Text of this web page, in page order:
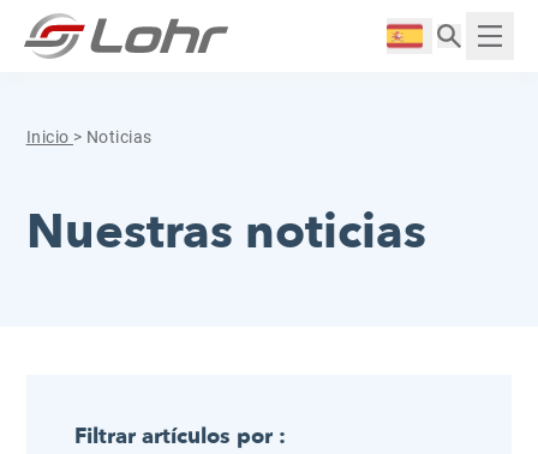
Saltar al contenido
Langue :
Inicio > Noticias
Nuestras noticias
Filtrar artículos por :
Panel de gestión de cookies